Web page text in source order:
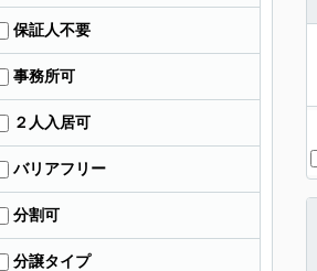
保証人不要
事務所可
２人入居可
バリアフリー
分割可
分譲タイプ